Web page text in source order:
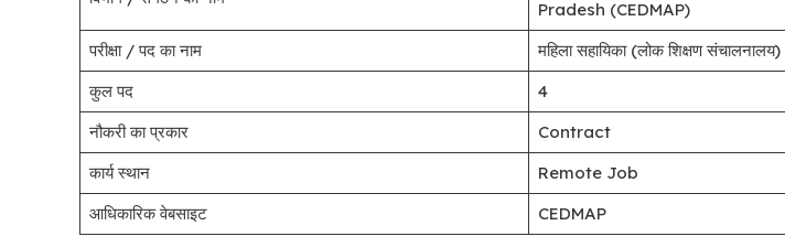
Pradesh (CEDMAP)
परीक्षा / पद का नाम
महिला सहायिका (लोक शिक्षण संचालनालय)
कुल पद
4
नौकरी का प्रकार
Contract
कार्य स्थान
Remote Job
आधिकारिक वेबसाइट
CEDMAP